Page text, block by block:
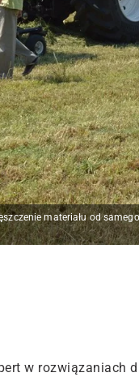
materiału od
w rozwiązaniach